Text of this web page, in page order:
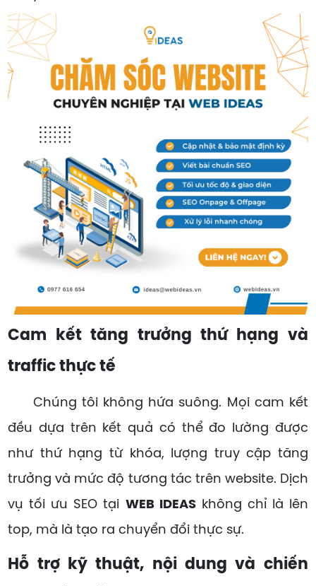
Cam kết tăng trưởng thứ hạng và
traffic thực tế
Chúng tôi không hứa suông. Mọi cam kết
đều dựa trên kết quả có thể đo lường được
như thứ hạng từ khóa, lượng truy cập tăng
trưởng và mức độ tương tác trên website. Dịch
vụ tối ưu SEO tại WEB IDEASkhông chỉ là lên
top, mà là tạo ra chuyển đổi thực sự.
Hỗ trợ kỹ thuật, nội dung và chiến